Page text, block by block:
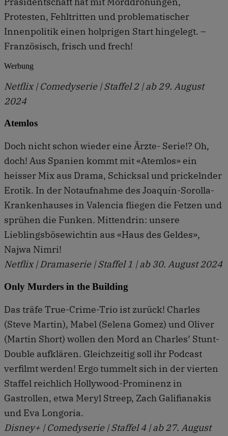
Protesten, Fehltritten und problematischer
Innenpolitik einen holprigen Start hingelegt. –
Französisch, frisch und frech!
Werbung
Netflix | Comedyserie | Staffel 2 | ab 29. August
2024
Atemlos
Doch nicht schon wieder eine Ärzte- Serie!? Oh,
doch! Aus Spanien kommt mit «Atemlos» ein
heisser Mix aus Drama, Schicksal und prickelnder
Erotik. In der Notaufnahme des Joaquín-Sorolla-
Krankenhauses in Valencia fliegen die Fetzen und
sprühen die Funken. Mittendrin: unsere
Lieblingsbösewichtin aus «Haus des Geldes»,
Najwa Nimri!
Netflix | Dramaserie | Staffel 1 | ab 30. August 2024
Only Murders in the Building
Das träfe True-Crime-Trio ist zurück! Charles
(Steve Martin), Mabel (Selena Gomez) und Oliver
(Martin Short) wollen den Mord an Charles’ Stunt-
Double aufklären. Gleichzeitig soll ihr Podcast
verfilmt werden! Ergo tummelt sich in der vierten
Staffel reichlich Hollywood-Prominenz in
Gastrollen, etwa Meryl Streep, Zach Galifianakis
und Eva Longoria.
Disney+ | Comedyserie | Staffel 4 | ab 27. August